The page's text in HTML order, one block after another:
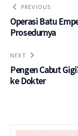
PREVIOUS
Operasi Batu
Prosedurnya
NEXT
Pengen Cabut
ke Dokter